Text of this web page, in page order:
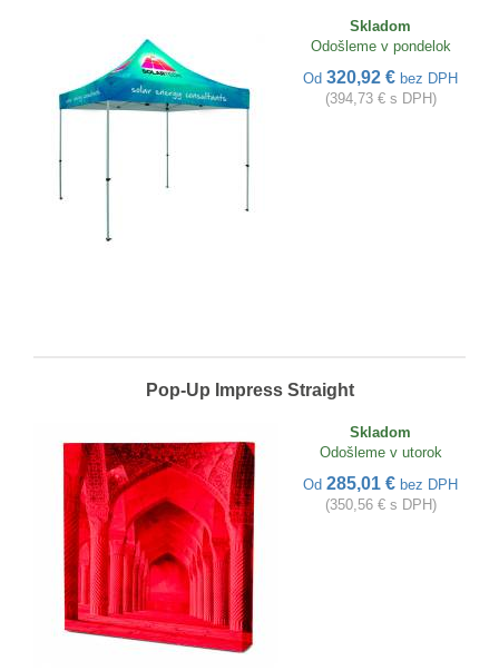
Skladom
Odošleme v pondelok
Od 320,92 € bez DPH
(394,73 € s DPH)
Pop-Up Impress Straight
Skladom
Odošleme v utorok
Od 285,01 € bez DPH
(350,56 € s DPH)